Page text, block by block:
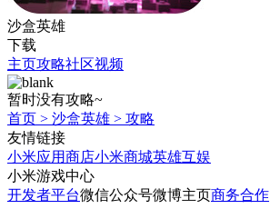
沙盒英雄
下载
主页攻略社区视频
暂时没有攻略~
首页 > 沙盒英雄 > 攻略
友情链接
小米应用商店小米商城英雄互娱
小米游戏中心
开发者平台微信公众号微博主页商务合作